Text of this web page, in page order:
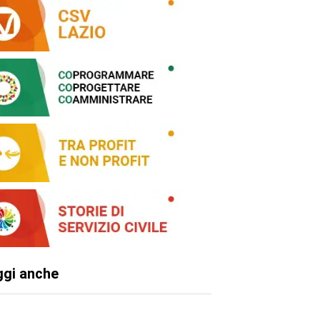
anche